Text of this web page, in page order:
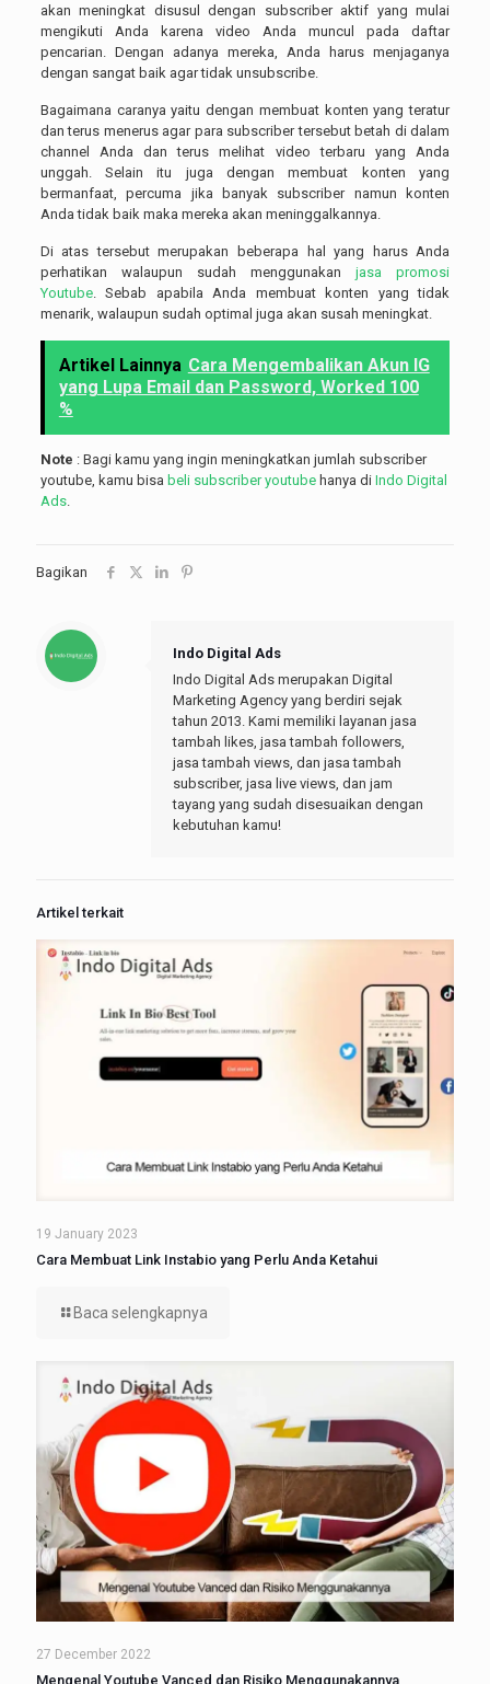
akan meningkat disusul dengan subscriber aktif yang mulai
mengikuti Anda karena video Anda muncul pada daftar
pencarian. Dengan adanya mereka, Anda harus menjaganya
dengan sangat baik agar tidak unsubscribe.
Bagaimana caranya yaitu dengan membuat konten yang teratur
dan terus menerus agar para subscriber tersebut betah di dalam
channel Anda dan terus melihat video terbaru yang Anda
unggah. Selain itu juga dengan membuat konten yang
bermanfaat, percuma jika banyak subscriber namun konten
Anda tidak baik maka mereka akan meninggalkannya.
Di atas tersebut merupakan beberapa hal yang harus Anda
perhatikan walaupun sudah menggunakanjasa promosi
Youtube. Sebab apabila Anda membuat konten yang tidak
menarik, walaupun sudah optimal juga akan susah meningkat.
Artikel Lainnya Cara Mengembalikan Akun IG
yang Lupa Email dan Password, Worked 100
%
Note : Bagi kamu yang ingin meningkatkan jumlah subscriber
youtube, kamu bisa beli subscriber youtubehanya di Indo Digital
Ads.
Bagikan
Indo Digital Ads
Indo Digital Ads merupakan Digital
Marketing Agency yang berdiri sejak
tahun 2013. Kami memiliki layanan jasa
tambah likes, jasa tambah followers,
jasa tambah views, dan jasa tambah
subscriber, jasa live views, dan jam
tayang yang sudah disesuaikan dengan
kebutuhan kamu!
Artikel terkait
19 January 2023
Cara Membuat Link Instabio yang Perlu Anda Ketahui
Baca selengkapnya
27 December 2022
Mengenal Youtube Vanced dan Risiko Menggunakannya